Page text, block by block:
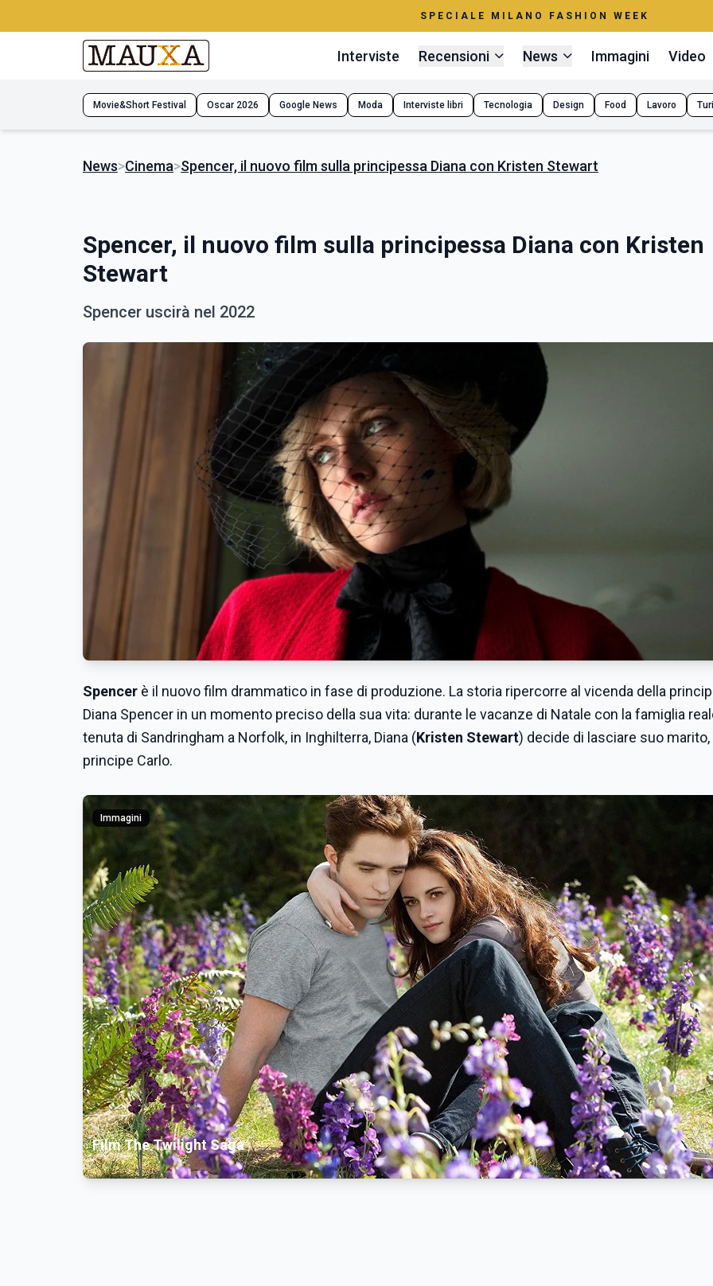
SPECIALE MILANO FASHION WEEK
Interviste Recensioni News Immagini Video
Movie&Short Festival Oscar 2026 Google News Moda Interviste libri Tecnologia Design Food Lavoro
News>Cinema>Spencer, il nuovo film sulla principessa Diana con Kristen Stewart
Spencer, il nuovo film sulla principessa Diana con Kristen
Stewart
Spencer uscirà nel 2022
Spencer è il nuovo film drammatico in fase di produzione. La storia ripercorre al vicenda della
Diana Spencer in un momento preciso della sua vita: durante le vacanze di Natale con la famiglia
tenuta di Sandringham a Norfolk, in Inghilterra, Diana (Kristen Stewart) decide di lasciare suo marito,
principe Carlo.
Immagini
Film The Twilight Saga